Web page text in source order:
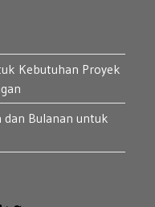
Kebutuhan Proyek
dan Bulanan untuk